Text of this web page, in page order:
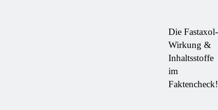
Die Fastaxol-
Wirkung &
Inhaltsstoffe
im
Faktencheck!